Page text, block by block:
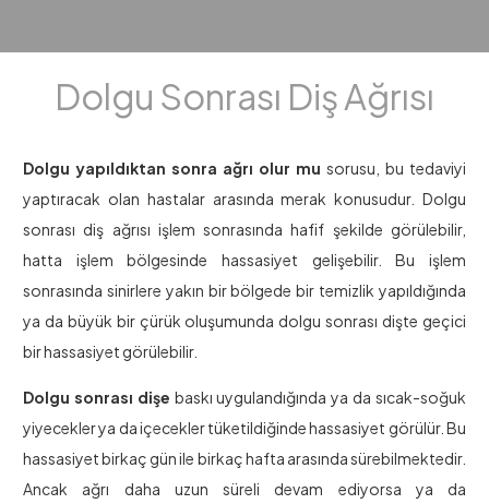
Dolgu Sonrası Diş Ağrısı
Dolgu yapıldıktan sonra ağrı olur mu sorusu, bu tedaviyi
yaptıracak olan hastalar arasında merak konusudur. Dolgu
sonrası diş ağrısı işlem sonrasında hafif şekilde görülebilir,
hatta işlem bölgesinde hassasiyet gelişebilir. Bu işlem
sonrasında sinirlere yakın bir bölgede bir temizlik yapıldığında
ya da büyük bir çürük oluşumunda dolgu sonrası dişte geçici
bir hassasiyet görülebilir.
Dolgu sonrası dişe baskı uygulandığında ya da sıcak-soğuk
yiyecekler ya da içecekler tüketildiğinde hassasiyet görülür. Bu
hassasiyet birkaç gün ile birkaç hafta arasında sürebilmektedir.
Ancak ağrı daha uzun süreli devam ediyorsa ya da